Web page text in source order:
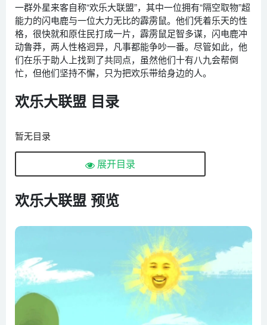
一群外星来客自称“欢乐大联盟”，其中一位拥有“隔空取物”超
能力的闪电鹿与一位大力无比的霹雳鼠。他们凭着乐天的性
格，很快就和原住民打成一片，霹雳鼠足智多谋，闪电鹿冲
动鲁莽，两人性格迥异，凡事都能争吵一番。尽管如此，他
们在乐于助人上找到了共同点，虽然他们十有八九会帮倒
忙，但他们坚持不懈，只为把欢乐带给身边的人。
欢乐大联盟 目录
暂无目录
展开目录
欢乐大联盟 预览